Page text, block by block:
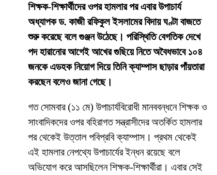
শিক্ষক-শিক্ষার্থীদের ওপর হামলার পর এবার উপাচার্য
অধ্যাপক ড. কাজী রফিকুল ইসলামের বিদায় ঘণ্টা বাজতে
শুরু করেছে বলে গুঞ্জন উঠেছে। পরিস্থিতি বেগতিক দেখে
পদ হারানোর আগেই আখের গুছিয়ে নিতে অবৈধভাবে ১০৪
জনকে এডহক নিয়োগ দিয়ে তিনি ক্যাম্পাস ছাড়ার পাঁয়তারা
করছেন বলেও জানা গেছে।
​গত সোমবার (১১ মে) উপাচার্যবিরোধী মানববন্ধনে শিক্ষক ও
সাংবাদিকদের ওপর বহিরাগত সন্ত্রাসীদের অতর্কিত হামলার
পর থেকেই উত্তাল পবিপ্রবি ক্যাম্পাস। প্রথম থেকেই
এই হামলার নেপথ্যে উপাচার্যের ইন্ধন রয়েছে বলে
অভিযোগ করে আসছিলেন শিক্ষক-শিক্ষার্থীরা। এবার সেই